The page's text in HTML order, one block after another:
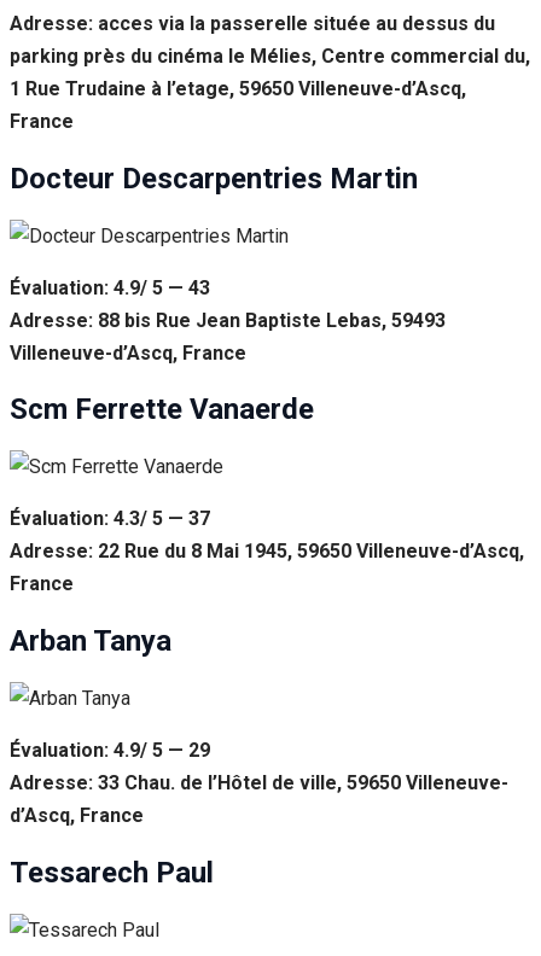
Adresse: acces via la passerelle située au dessus du
parking près du cinéma le Mélies, Centre commercial du,
1 Rue Trudaine à l’etage, 59650 Villeneuve-d’Ascq,
France
Docteur Descarpentries Martin
Évaluation: 4.9/ 5 — 43
Adresse: 88 bis Rue Jean Baptiste Lebas, 59493
Villeneuve-d’Ascq, France
Scm Ferrette Vanaerde
Évaluation: 4.3/ 5 — 37
Adresse: 22 Rue du 8 Mai 1945, 59650 Villeneuve-d’Ascq,
France
Arban Tanya
Évaluation: 4.9/ 5 — 29
Adresse: 33 Chau. de l’Hôtel de ville, 59650 Villeneuve-
d’Ascq, France
Tessarech Paul